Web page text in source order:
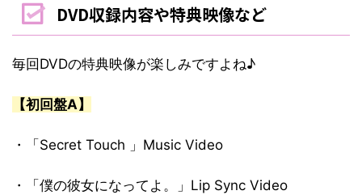
DVD収録内容や特典映像など
毎回DVDの特典映像が楽しみですよね♪
【初回盤A】
・「Secret Touch 」Music Video
・「僕の彼女になってよ。」Lip Sync Video